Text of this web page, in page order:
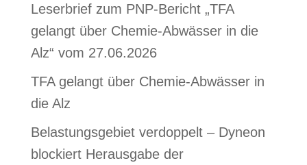
Leserbrief zum PNP-Bericht „TFA
gelangt über Chemie-Abwässer in die
Alz“ vom 27.06.2026
TFA gelangt über Chemie-Abwässer in
die Alz
Belastungsgebiet verdoppelt – Dyneon
blockiert Herausgabe der